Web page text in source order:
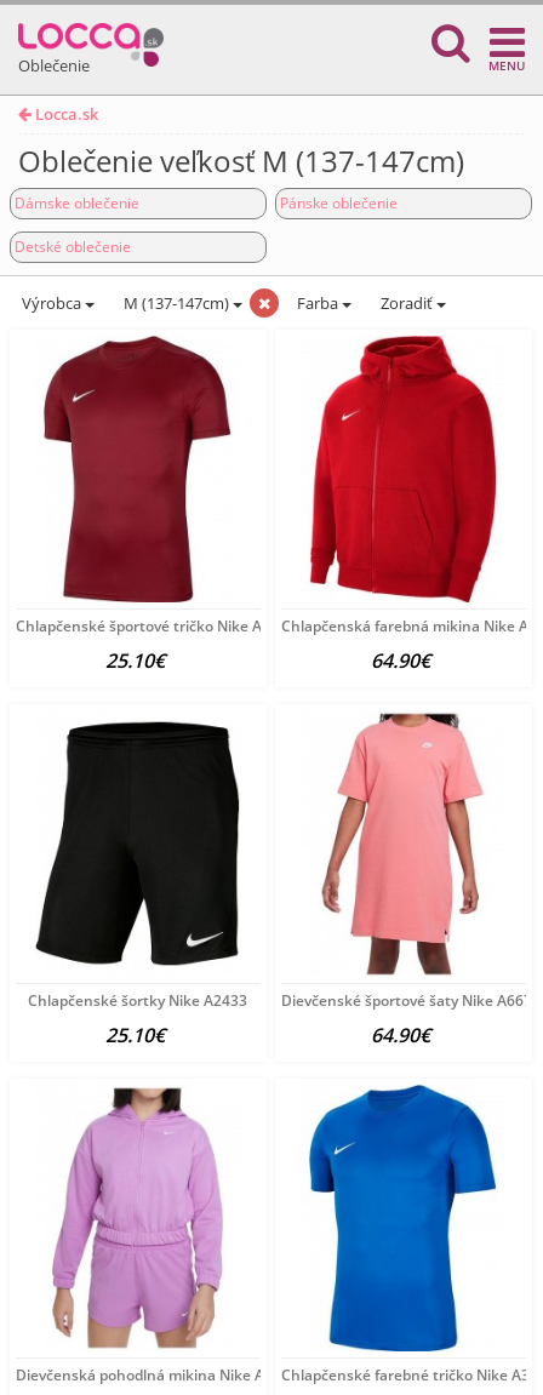
Oblečenie MENU
Locca.sk
Oblečenie veľkosť M (137-147cm)
Dámske oblečenie Pánske oblečenie
Detské oblečenie
Výrobca M (137-147cm) Farba Zoradiť
Chlapčenské športové tričko Nike A3803
25.10€
Chlapčenská farebná mikina Nike
64.90€
Chlapčenské šortky Nike A2433
25.10€
Dievčenské športové šaty Nike A6675
64.90€
Dievčenská pohodlná mikina Nike A6183Chlapčenské farebné tričko Nike